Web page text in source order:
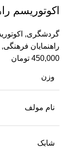
اکوتوریسم
گردشگری,
راهنمایان فرهنگی,
450,000 تومان
وزن
نام مولف
شابک